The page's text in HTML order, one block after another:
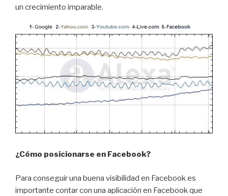
un crecimiento imparable.
¿Cómo posicionarse en Facebook?
Para conseguir una buena visibilidad en Facebook es
importante contar con una aplicación en Facebook que